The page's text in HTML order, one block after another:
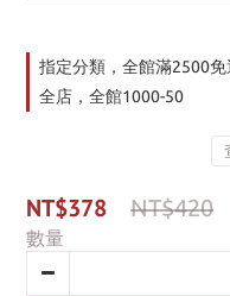
指定分類，全館滿2500
全店，全館1000-50
NT$378 NT$420
數量